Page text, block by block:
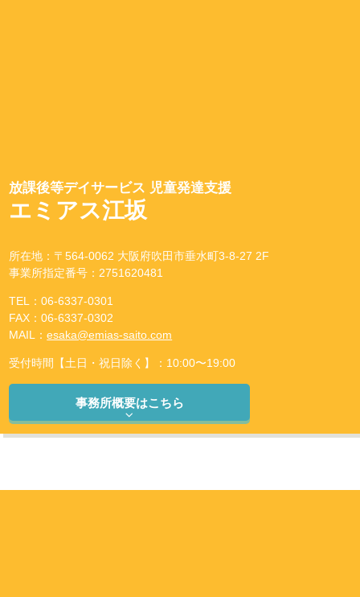
放課後等デイサービス 児童発達支援
エミアス江坂
所在地：〒564-0062 大阪府吹田市垂水町3-8-27 2F
事業所指定番号：2751620481
TEL：06-6337-0301
FAX：06-6337-0302
MAIL：esaka@emias-saito.com
受付時間【土日・祝日除く】：10:00〜19:00
事務所概要はこちら